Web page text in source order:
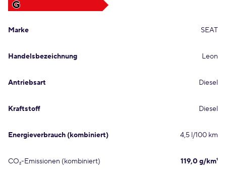
G
Marke SEAT
Handelsbezeichnung Leon
Antriebsart Diesel
Kraftstoff Diesel
Energieverbrauch (kombiniert) 4,5 l/100 km
CO₂-Emissionen (kombiniert) 119,0 g/km¹